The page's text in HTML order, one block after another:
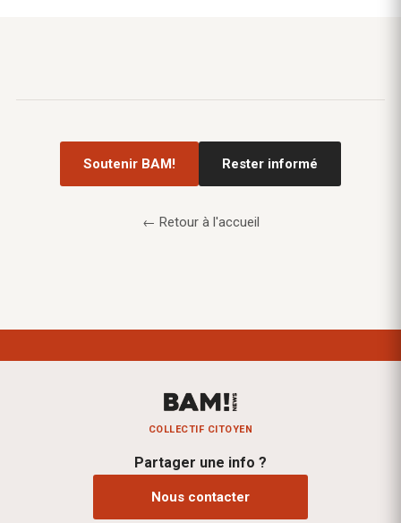
Soutenir BAM! Rester informé
← Retour à l'accueil
COLLECTIF CITOYEN
Partager une info ?
Nous contacter